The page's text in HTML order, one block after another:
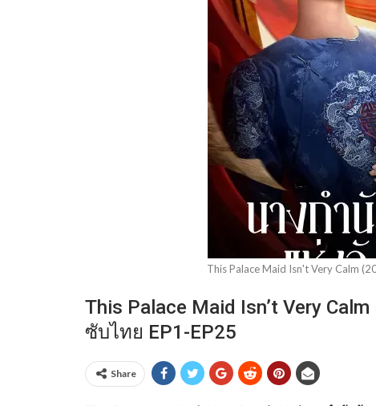
This Palace Maid Isn't Very Calm
This Palace Maid Isn’t Very
ซับไทย EP1-EP25
Share